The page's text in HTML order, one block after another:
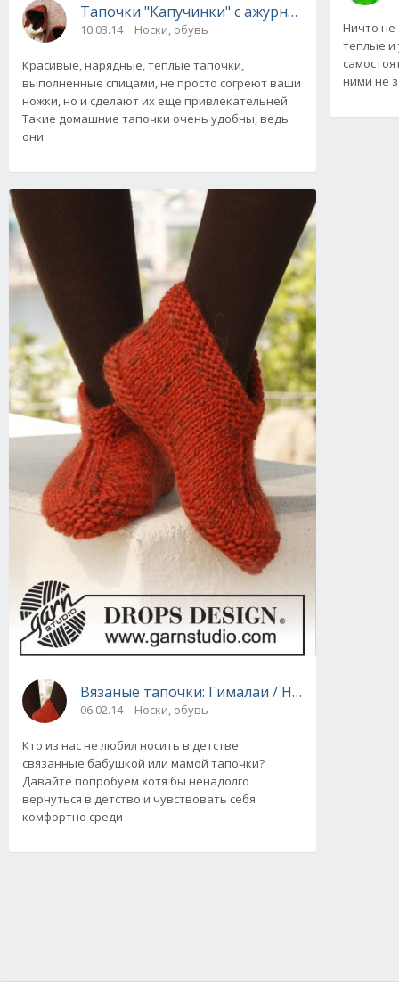
Тапочки "Капучинки" с ажурным узором,
10.03.14 Носки, обувь
Красивые, нарядные, теплые тапочки,
выполненные спицами, не просто согреют ваши
ножки, но и сделают их еще привлекательней.
Такие домашние тапочки очень удобны, ведь
они
Вязаные тапочки: Гималаи / Himalaya от
06.02.14 Носки, обувь
Кто из нас не любил носить в детстве
связанные бабушкой или мамой тапочки?
Давайте попробуем хотя бы ненадолго
вернуться в детство и чувствовать себя
комфортно среди
Ничто не
теплые и
ними не